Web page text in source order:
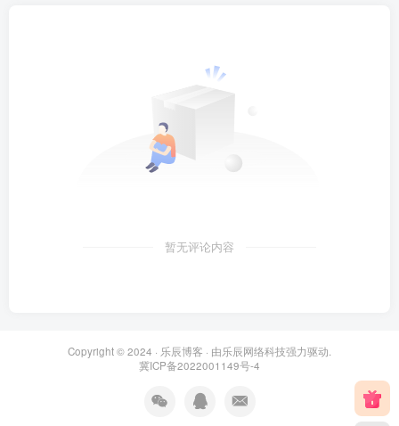
暂无评论内容
Copyright © 2024 · 乐辰博客 · 由乐辰网络科技强力驱动.
冀ICP备2022001149号-4